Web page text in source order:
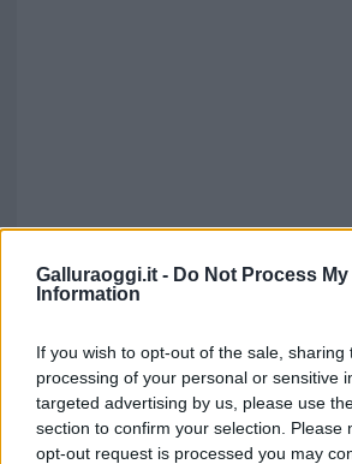
Galluraoggi.it - Do Not Process My
Information
If you wish to opt-out of the sale, sharing
processing of your personal or sensitive
targeted advertising by us, please use
section to confirm your selection. Please
opt-out request is processed you may